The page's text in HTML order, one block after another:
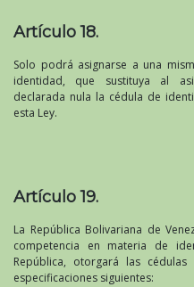
Artículo 18.
Solo podrá asignarse a una
identidad, que sustituya al
declarada nula la cédula de
esta Ley.
Artículo 19.
La República Bolivariana de
competencia en materia de
República, otorgará las
especificaciones siguientes: